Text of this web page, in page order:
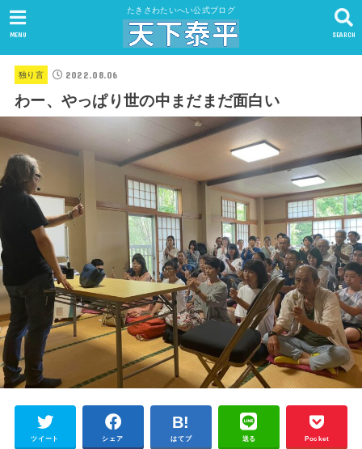
たきさわたいへい公式ブログ
SEARCH
MENU
独り言 2022.08.06
わー、やっぱり世の中まだまだ面白い
ツイート シェア はてブ 送る Pocket